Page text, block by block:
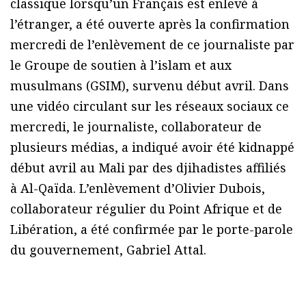
classique lorsqu’un Français est enlevé à
l’étranger, a été ouverte après la confirmation
mercredi de l’enlèvement de ce journaliste par
le Groupe de soutien à l’islam et aux
musulmans (GSIM), survenu début avril. Dans
une vidéo circulant sur les réseaux sociaux ce
mercredi, le journaliste, collaborateur de
plusieurs médias, a indiqué avoir été kidnappé
début avril au Mali par des djihadistes affiliés
à Al-Qaïda. L’enlèvement d’Olivier Dubois,
collaborateur régulier du Point Afrique et de
Libération, a été confirmée par le porte-parole
du gouvernement, Gabriel Attal.